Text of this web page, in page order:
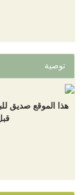
توصية
هذا الموقع صديق